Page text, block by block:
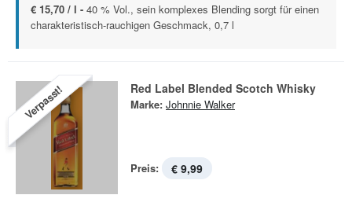
€ 15,70 / l - 40 % Vol., sein komplexes Blending sorgt für einen
charakteristisch-rauchigen Geschmack, 0,7 l
Verpasst! Red Label Blended Scotch Whisky
Marke: Johnnie Walker
Preis: € 9,99